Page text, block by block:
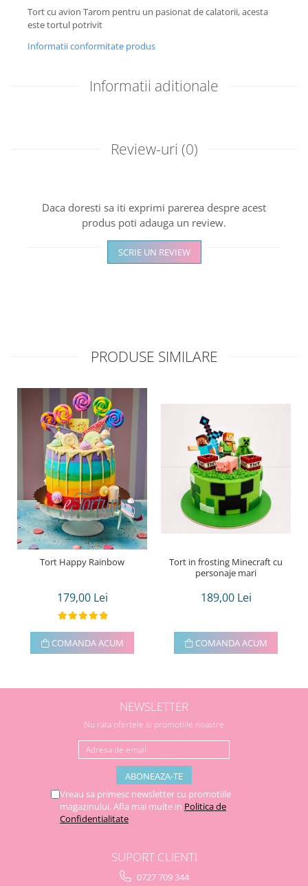
Tort cu avion Tarom pentru un pasionat de calatorii, acesta
este tortul potrivit
Informatii conformitate produs
Informatii aditionale
Review-uri (0)
Daca doresti sa iti exprimi parerea despre acest
produs poti adauga un review.
SCRIE UN REVIEW
PRODUSE SIMILARE
Tort Happy Rainbow
179,00 Lei
COMANDA ACUM
Tort in frosting Minecraft cu
personaje mari
189,00 Lei
COMANDA ACUM
NEWSLETTER
Nu rata ofertele si promotiile noastre
Vreau sa primesc newsletter cu promotiile
magazinului. Afla mai multe in Politica de
Confidentialitate
SUPORT CLIENTI
0727 709 344